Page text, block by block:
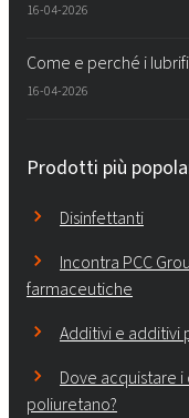
16-04-2026
Come e perché i
16-04-2026
Prodotti più
Disinfettanti
Incontra PCC
farmaceutiche
Additivi e additivi
Dove acquistare
poliuretano?